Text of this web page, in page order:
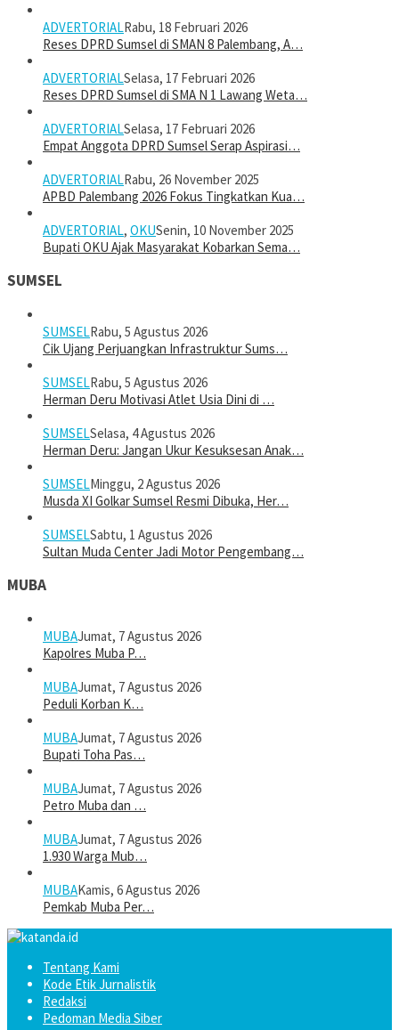
ADVERTORIALRabu, 18 Februari 2026
Reses DPRD Sumsel di SMAN 8 Palembang, A…
ADVERTORIALSelasa, 17 Februari 2026
Reses DPRD Sumsel di SMA N 1 Lawang Weta…
ADVERTORIALSelasa, 17 Februari 2026
Empat Anggota DPRD Sumsel Serap Aspirasi…
ADVERTORIALRabu, 26 November 2025
APBD Palembang 2026 Fokus Tingkatkan Kua…
ADVERTORIAL, OKUSenin, 10 November 2025
Bupati OKU Ajak Masyarakat Kobarkan Sema…
SUMSEL
SUMSELRabu, 5 Agustus 2026
Cik Ujang Perjuangkan Infrastruktur Sums…
SUMSELRabu, 5 Agustus 2026
Herman Deru Motivasi Atlet Usia Dini di …
SUMSELSelasa, 4 Agustus 2026
Herman Deru: Jangan Ukur Kesuksesan Anak…
SUMSELMinggu, 2 Agustus 2026
Musda XI Golkar Sumsel Resmi Dibuka, Her…
SUMSELSabtu, 1 Agustus 2026
Sultan Muda Center Jadi Motor Pengembang…
MUBA
MUBAJumat, 7 Agustus 2026
Kapolres Muba P…
MUBAJumat, 7 Agustus 2026
Peduli Korban K…
MUBAJumat, 7 Agustus 2026
Bupati Toha Pas…
MUBAJumat, 7 Agustus 2026
Petro Muba dan …
MUBAJumat, 7 Agustus 2026
1.930 Warga Mub…
MUBAKamis, 6 Agustus 2026
Pemkab Muba Per…
Tentang Kami
Kode Etik Jurnalistik
Redaksi
Pedoman Media Siber